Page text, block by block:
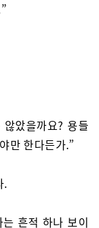
았을까요? 용들
만 한다든가.”
.
흔적 하나 보이